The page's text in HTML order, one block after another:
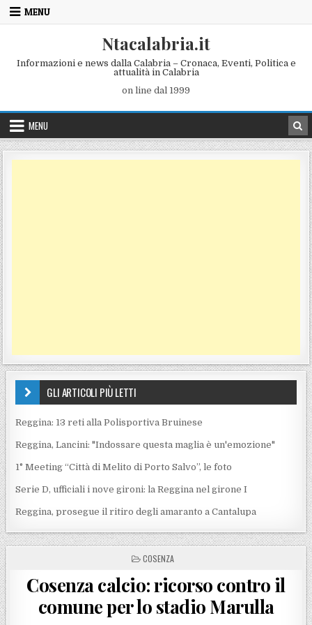
Skip to content
MENU
Ntacalabria.it
Informazioni e news dalla Calabria – Cronaca, Eventi, Politica e
attualità in Calabria
on line dal 1999
MENU
GLI ARTICOLI PIÙ LETTI
Reggina: 13 reti alla Polisportiva Bruinese
Reggina, Lancini: "Indossare questa maglia è un'emozione"
1° Meeting “Città di Melito di Porto Salvo”, le foto
Serie D, ufficiali i nove gironi: la Reggina nel girone I
Reggina, prosegue il ritiro degli amaranto a Cantalupa
POSTED IN
COSENZA
Cosenza calcio: ricorso contro il
comune per lo stadio Marulla